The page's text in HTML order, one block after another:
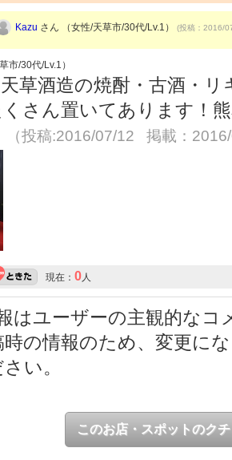
Kazu さん （女性/天草市/30代/Lv.1） (投稿：2016/
市/30代/Lv.1）
草酒造の焼酎・古酒・
さん置いてあります！
（投稿:2016/07/12 掲載：
現在： 0人
はユーザーの主観的なコ
の情報のため、変更に
い。
このお店・スポットのク